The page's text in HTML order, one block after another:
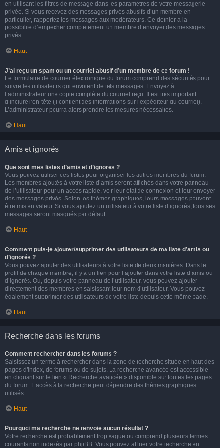
en utilisant les filtres de message dans les paramètres de votre messagerie
privée. Si vous recevez des messages privés abusifs d’un membre en
particulier, rapportez les messages aux modérateurs. Ce dernier a la
possibilité d’empêcher complètement un membre d’envoyer des messages
privés.
Haut
J’ai reçu un spam ou un courriel abusif d’un membre de ce forum !
Le formulaire de courrier électronique du forum comprend des sécurités pour
suivre les utilisateurs qui envoient de tels messages. Envoyez à
l’administrateur une copie complète du courriel reçu. Il est très important
d’inclure l’en-tête (il contient des informations sur l’expéditeur du courriel).
L’administrateur pourra alors prendre les mesures nécessaires.
Haut
Amis et ignorés
Que sont mes listes d’amis et d’ignorés ?
Vous pouvez utiliser ces listes pour organiser les autres membres du forum.
Les membres ajoutés à votre liste d’amis seront affichés dans votre panneau
de l’utilisateur pour un accès rapide, voir leur état de connexion et leur envoyer
des messages privés. Selon les thèmes graphiques, leurs messages peuvent
être mis en valeur. Si vous ajoutez un utilisateur à votre liste d’ignorés, tous ses
messages seront masqués par défaut.
Haut
Comment puis-je ajouter/supprimer des utilisateurs de ma liste d’amis ou
d’ignorés ?
Vous pouvez ajouter des utilisateurs à votre liste de deux manières. Dans le
profil de chaque membre, il y a un lien pour l’ajouter dans votre liste d’amis ou
d’ignorés. Ou, depuis votre panneau de l’utilisateur, vous pouvez ajouter
directement des membres en saisissant leur nom d’utilisateur. Vous pouvez
également supprimer des utilisateurs de votre liste depuis cette même page.
Haut
Recherche dans les forums
Comment rechercher dans les forums ?
Saisissez un terme à rechercher dans la zone de recherche située en haut des
pages d’index, de forums ou de sujets. La recherche avancée est accessible
en cliquant sur le lien « Recherche avancée » disponible sur toutes les pages
du forum. L’accès à la recherche peut dépendre des thèmes graphiques
utilisés.
Haut
Pourquoi ma recherche ne renvoie aucun résultat ?
Votre recherche est probablement trop vague ou comprend plusieurs termes
courants non indexés par phpBB. Vous pouvez affiner votre recherche en